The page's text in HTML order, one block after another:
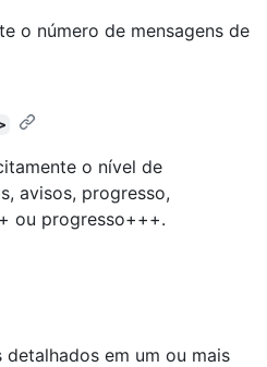
o número de mensagens de
o nível de
avisos, progresso,
ou progresso+++.
em um ou mais